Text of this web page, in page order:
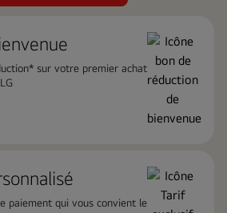
sur votre premier achat
paiement qui vous convient le